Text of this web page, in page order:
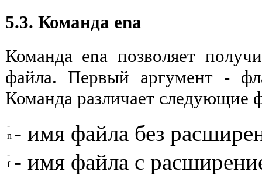
5.3. Команда ena
Команда ena позволяет
файла. Первый аргумент -
Команда различает следующие
-
n - имя файла без
-
f - имя файла с